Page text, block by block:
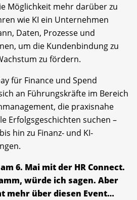
Möglichkeit mehr darüber zu
wie KI ein Unternehmen
Daten, Prozesse und
um die Kundenbindung zu
zu fördern.
für Finance und Spend
an Führungskräfte im Bereich
die praxisnahe
Erfolgsgeschichten suchen –
hin zu Finanz- und KI-
6. Mai mit der HR Connect.
würde ich sagen. Aber
mehr über diesen Event…